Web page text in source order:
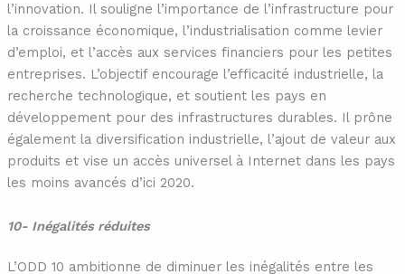
l’innovation. Il souligne l’importance de l’infrastructure pour
la croissance économique, l’industrialisation comme levier
d’emploi, et l’accès aux services financiers pour les petites
entreprises. L’objectif encourage l’efficacité industrielle, la
recherche technologique, et soutient les pays en
développement pour des infrastructures durables. Il prône
également la diversification industrielle, l’ajout de valeur aux
produits et vise un accès universel à Internet dans les pays
les moins avancés d’ici 2020.
10- Inégalités réduites
L’ODD 10 ambitionne de diminuer les inégalités entre les